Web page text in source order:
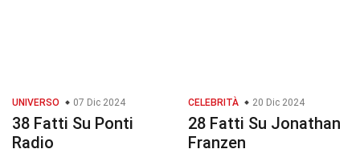
UNIVERSO 07 Dic 2024
38 Fatti Su Ponti
Radio
CELEBRITÀ 20 Dic 2024
28 Fatti Su Jonathan
Franzen